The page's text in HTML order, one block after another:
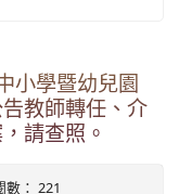
小學暨幼兒園
教師轉任、介
請查照。
： 221